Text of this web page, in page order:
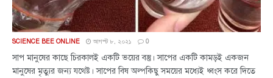
SCIENCE BEE ONLINE আগস্ট ৮, ২০২১ 0
সাপ মানুষের কাছে চিরকালই একটি ভয়ের বস্তু। সাপের একটি কামড়ই একজন
মানুষের মৃত্যুর জন্য যথেষ্ট। সাপের বিষ অল্পকিছু সময়ের মধ্যেই ধ্বংস করে দিতে